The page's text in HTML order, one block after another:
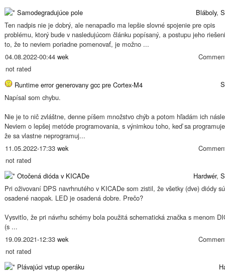
Samodegradujúce pole Bláboly,
Ten nadpis nie je dobrý, ale nenapadlo ma lepšie slovné spojenie pre opis
problému, ktorý bude v nasledujúcom článku popísaný, a postupu jeho
to, že to neviem poriadne pomenovať, je možno ...
04.08.2022-00:44 wek
not rated
Runtime error generovany gcc pre Cortex-M4
Napísal som chybu.
Nie je to nič zvláštne, denne píšem množstvo chýb a potom hľadám ich
Neviem o lepšej metóde programovania, s výnimkou toho, keď sa
že sa vlastne neprogramuj...
11.05.2022-17:33 wek
not rated
Otočená dióda v KICADe
Hardwér,
Pri oživovaní DPS navrhnutého v KICADe som zistil, že všetky (dve) diódy sú
osadené naopak. LED je osadená dobre. Prečo?
Vysvitlo, že pri návrhu schémy bola použitá schematická značka s menom
(s ...
19.09.2021-12:33 wek
not rated
Plávajúci vstup operáku